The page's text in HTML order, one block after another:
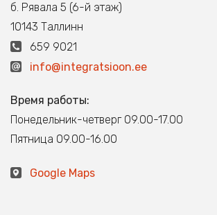
б. Рявала 5 (6-й этаж)
10143 Таллинн
659 9021
info@integratsioon.ee
Время работы:
Понедельник-четверг 09.00-17.00
Пятница 09.00-16.00
Google Maps